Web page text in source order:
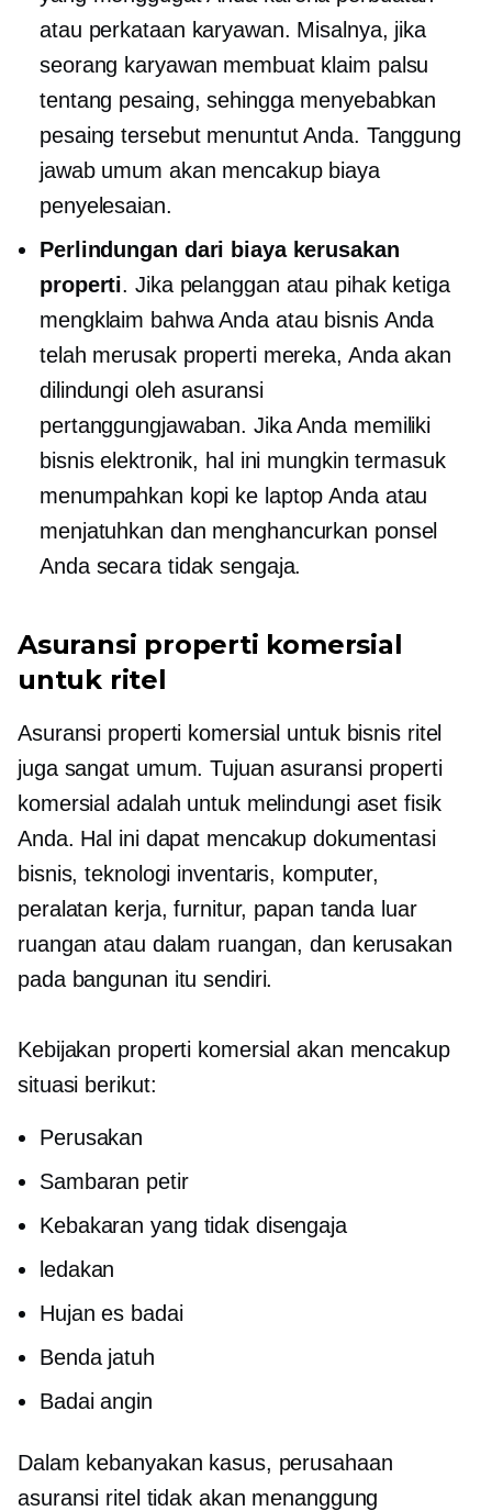
atau perkataan karyawan. Misalnya, jika
seorang karyawan membuat klaim palsu
tentang pesaing, sehingga menyebabkan
pesaing tersebut menuntut Anda. Tanggung
jawab umum akan mencakup biaya
penyelesaian.
Perlindungan dari biaya kerusakan
properti. Jika pelanggan atau pihak ketiga
mengklaim bahwa Anda atau bisnis Anda
telah merusak properti mereka, Anda akan
dilindungi oleh asuransi
pertanggungjawaban. Jika Anda memiliki
bisnis elektronik, hal ini mungkin termasuk
menumpahkan kopi ke laptop Anda atau
menjatuhkan dan menghancurkan ponsel
Anda secara tidak sengaja.
Asuransi properti komersial
untuk ritel
Asuransi properti komersial untuk bisnis ritel
juga sangat umum. Tujuan asuransi properti
komersial adalah untuk melindungi aset fisik
Anda. Hal ini dapat mencakup dokumentasi
bisnis, teknologi inventaris, komputer,
peralatan kerja, furnitur, papan tanda luar
ruangan atau dalam ruangan, dan kerusakan
pada bangunan itu sendiri.
Kebijakan properti komersial akan mencakup
situasi berikut:
Perusakan
Sambaran petir
Kebakaran yang tidak disengaja
ledakan
Hujan es badai
Benda jatuh
Badai angin
Dalam kebanyakan kasus, perusahaan
asuransi ritel tidak akan menanggung